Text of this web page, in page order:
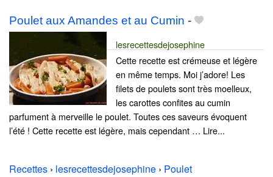
Poulet aux Amandes et au Cumin -
lesrecettesdejosephine
Cette recette est crémeuse et légère
en même temps. Moi j’adore! Les
filets de poulets sont très moelleux,
les carottes confites au cumin
parfument à merveille le poulet. Toutes ces saveurs évoquent
l’été ! Cette recette est légère, mais cependant … Lire...
Recettes › lesrecettesdejosephine › Poulet